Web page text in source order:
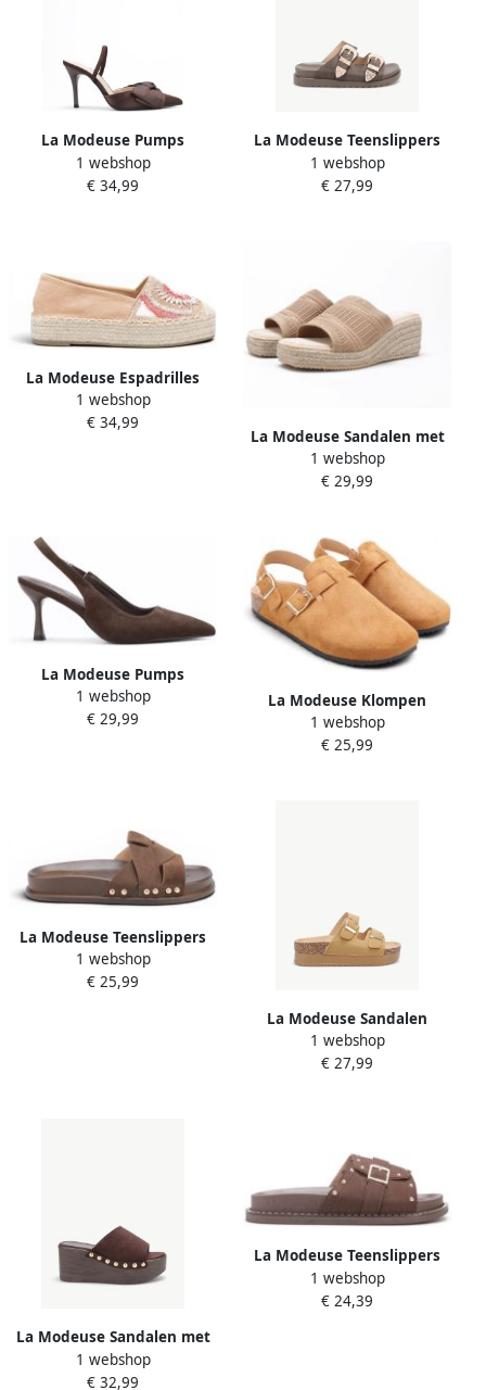
La Modeuse Pumps
79128_P188355
1 webshop
€ 34,99
La Modeuse Teenslippers
78764_P187366
1 webshop
€ 27,99
La Modeuse Espadrilles
78963_P188064
1 webshop
€ 34,99
La Modeuse Sandalen met
sleehak 78950_P187985
1 webshop
€ 29,99
La Modeuse Pumps
79121_P188390
1 webshop
€ 29,99
La Modeuse Klompen
78247_P186039
1 webshop
€ 25,99
La Modeuse Teenslippers
78768_P187388
1 webshop
€ 25,99
La Modeuse Sandalen
78806_P187617
1 webshop
€ 27,99
La Modeuse Sandalen met
sleehak 78876_P187831
1 webshop
€ 32,99
La Modeuse Teenslippers
78273_P186195
1 webshop
€ 24,39